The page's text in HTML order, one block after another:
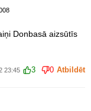
Donbasā aizsūtīs
23:45 3 0 Atbildēt